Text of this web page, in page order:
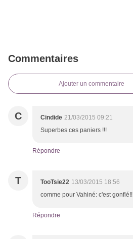
Commentaires
Ajouter un commentaire
C Cindide 21/03/2015 09:21
Superbes ces paniers !!!
Répondre
T TooTsie22 13/03/2015 18:56
comme pour Vahiné: c'est gonflé!!
Répondre